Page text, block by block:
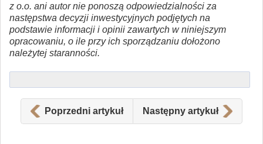
z o.o. ani autor nie ponoszą odpowiedzialności za
następstwa decyzji inwestycyjnych podjętych na
podstawie informacji i opinii zawartych w niniejszym
opracowaniu, o ile przy ich sporządzaniu dołożono
należytej staranności.
Poprzedni artykuł Następny artykuł